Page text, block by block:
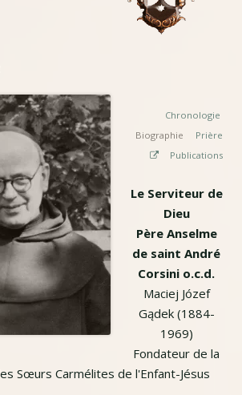
Chronologie
Biographie
Prière
Strona
w
nowym
oknie
Publications
Le Serviteur de
Dieu
Père Anselme
de saint André
Corsini o.c.d.
Maciej Józef
Gądek (1884-
1969)
Fondateur de la
Sœurs Carmélites de l'Enfant-Jésus